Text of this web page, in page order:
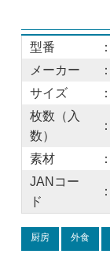
型番 ：
メーカー
：
サイズ
：
枚数（入
数）
：
素材 ：
JANコー
ド
：
厨房 外食